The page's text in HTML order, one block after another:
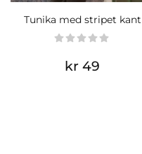
Tunika med stripet kant
kr 49